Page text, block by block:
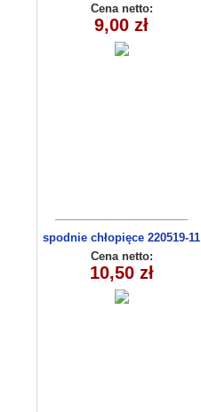
Cena netto:
9,00 zł
spodnie chłopięce 220519-11
(9-12)
Cena netto:
10,50 zł